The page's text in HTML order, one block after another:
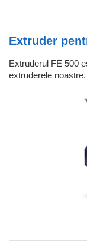
Extruder
Extruderul FE 500
extruderele